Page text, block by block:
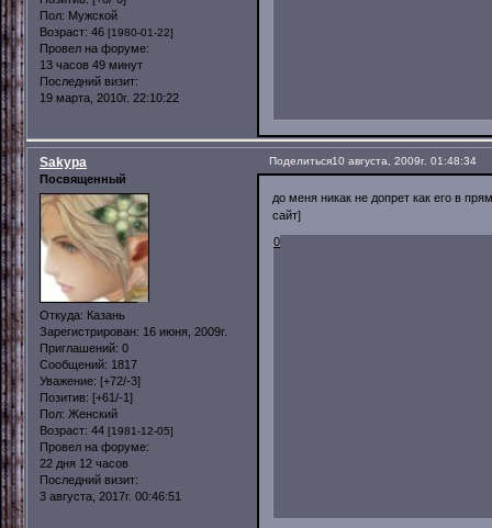
Пол: Мужской
Возраст: 46 [1980-01-22]
Провел на форуме:
13 часов 49 минут
Последний визит:
19 марта, 2010г. 22:10:22
Поделиться10 августа, 2009г. 01:48:34
Sakypa
Посвященный
Откуда: Казань
Зарегистрирован: 16 июня, 2009г.
Приглашений: 0
Сообщений: 1817
Уважение: [+72/-3]
Позитив: [+61/-1]
Пол: Женский
Возраст: 44 [1981-12-05]
Провел на форуме:
22 дня 12 часов
Последний визит:
3 августа, 2017г. 00:46:51
до меня никак не допрет как его в
сайт]
0